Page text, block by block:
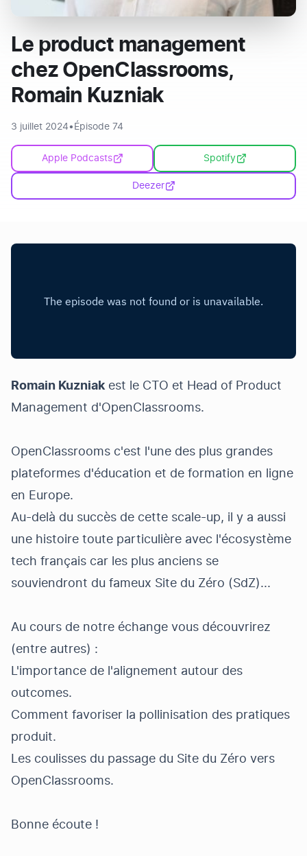
Le product management
chez OpenClassrooms,
Romain Kuzniak
3 juillet 2024• Épisode 74
Apple Podcasts Spotify
Deezer
Romain Kuzniakest le CTO et Head of Product
Management d'OpenClassrooms.
OpenClassrooms c'est l'une des plus grandes
plateformes d'éducation et de formation en ligne
en Europe.
Au-delà du succès de cette scale-up, il y a aussi
une histoire toute particulière avec l'écosystème
tech français car les plus anciens se
souviendront du fameux Site du Zéro (SdZ)...
Au cours de notre échange vous découvrirez
(entre autres) :
L'importance de l'alignement autour des
outcomes.
Comment favoriser la pollinisation des pratiques
produit.
Les coulisses du passage du Site du Zéro vers
OpenClassrooms.
Bonne écoute !